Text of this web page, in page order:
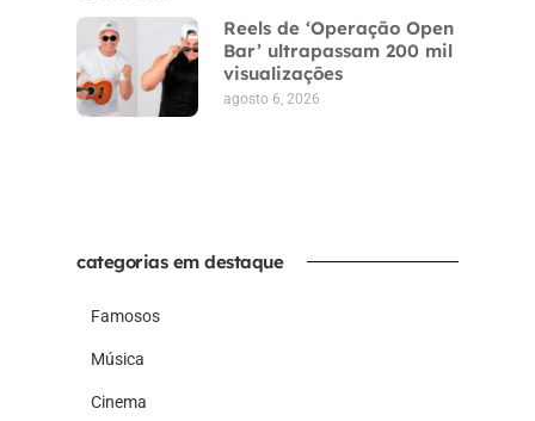
Reels de ‘Operação Open
Bar’ ultrapassam 200 mil
visualizações
agosto 6, 2026
categorias em destaque
Famosos
Música
Cinema